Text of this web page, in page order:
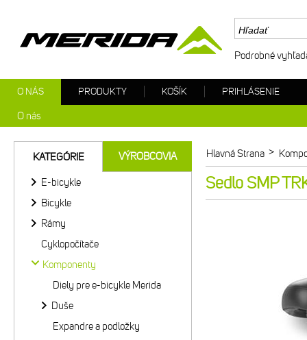
Hlavná Strana >
Sedlo SMP
KATEGÓRIE VÝROBCOVIA
E-bicykle
Bicykle
Rámy
Cyklopočítače
Komponenty
Diely pre e-bicykle Merida
Duše
Expandre a podložky
Podrobné
O NÁS
O nás
PRODUKTY KOŠÍK PRIHLÁSENIE